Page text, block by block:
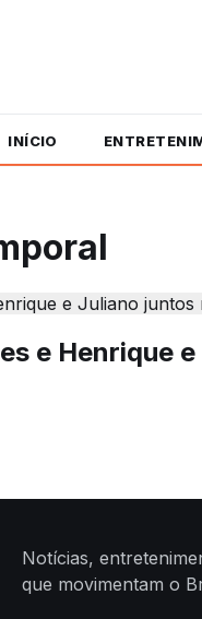
INÍCIO
e Henrique
Notícias,
que movimentam o